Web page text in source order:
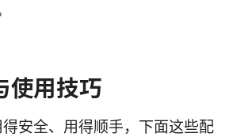
使用技巧
安全、用得顺手，下面这些配